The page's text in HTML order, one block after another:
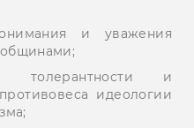
и уважения
толерантности и
идеологии